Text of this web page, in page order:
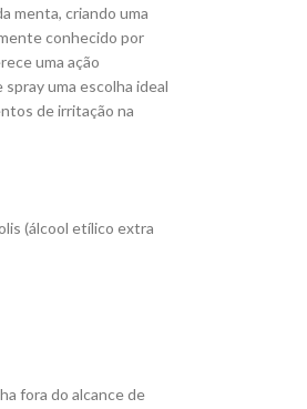
menta, criando uma
conhecido por
uma ação
uma escolha ideal
de irritação na
(álcool etílico extra
fora do alcance de